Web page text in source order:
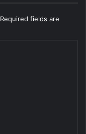
Required fields are